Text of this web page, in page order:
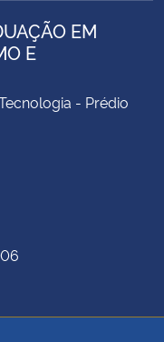
EM
E
- Prédio